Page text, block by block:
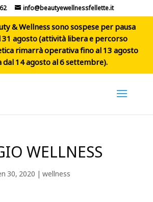
info@beautyewellnessfellette.it
& Wellness sono sospese per pausa
31 agosto (attività libera e percorso
rimarrà operativa fino al 13 agosto
dal 14 agosto al 6 settembre).
WELLNESS
30, 2020 | wellness